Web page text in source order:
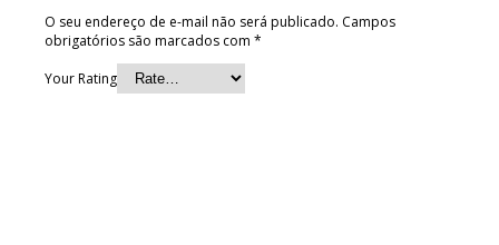
O seu endereço de e-mail não será publicado. Campos
obrigatórios são marcados com*
Your Rating